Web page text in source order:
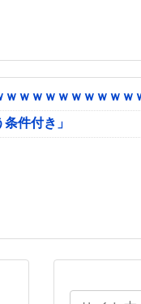
ｗｗｗｗｗｗｗｗｗ
件付き」